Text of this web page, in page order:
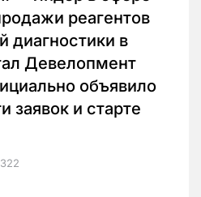
реагентов
диагностики в
Девелопмент
объявило
заявок и старте
322